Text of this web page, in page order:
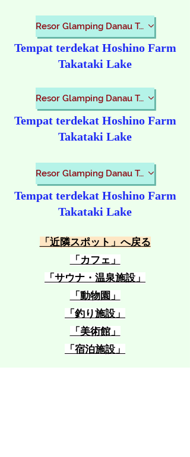
Resor Glamping Danau Takataki
Tempat terdekat Hoshino Farm
Takataki Lake
Resor Glamping Danau Takataki
Tempat terdekat Hoshino Farm
Takataki Lake
Resor Glamping Danau Takataki
Tempat terdekat Hoshino Farm
Takataki Lake
​「近隣スポット」へ戻る
​「カフェ」
​「サウナ・温泉施設」
​「動物園」
​「釣り施設」
​「美術館」
​「宿泊施設」